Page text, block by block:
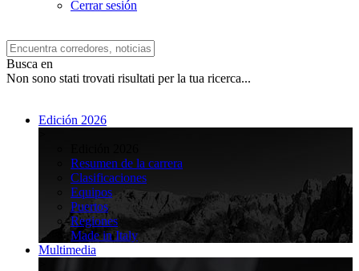
Cerrar sesión
Busca en
Non sono stati trovati risultati per la tua ricerca...
Edición 2026
Resumen de la carrera
Clasificaciones
Equipos
Puertos
Regiones
Made in Italy
Multimedia